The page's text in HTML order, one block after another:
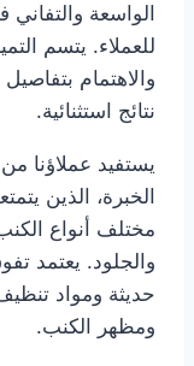
الواسعة
للعملاء. يتسم
والاهتمام
نتائج استثنائية.
يستفيد عملاؤنا
الخبرة، الذين
مختلف أنواع
والجلود. يعتمد
حديثة ومواد
ومظهر الكنب.